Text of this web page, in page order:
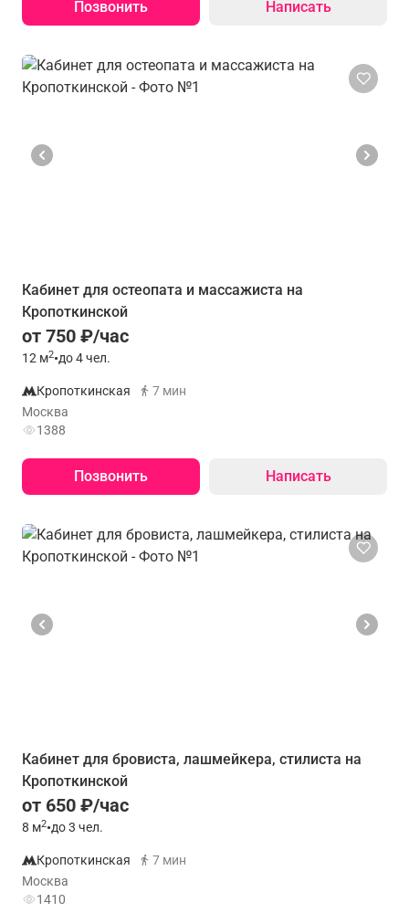
Позвонить Написать
Кабинет для остеопата и массажиста на
Кропоткинской
от 750 ₽/час
12 м2•до 4 чел.
Кропоткинская
7 мин
Москва
1388
Позвонить Написать
Кабинет для бровиста, лашмейкера, стилиста на
Кропоткинской
от 650 ₽/час
8 м2•до 3 чел.
Кропоткинская
7 мин
Москва
1410